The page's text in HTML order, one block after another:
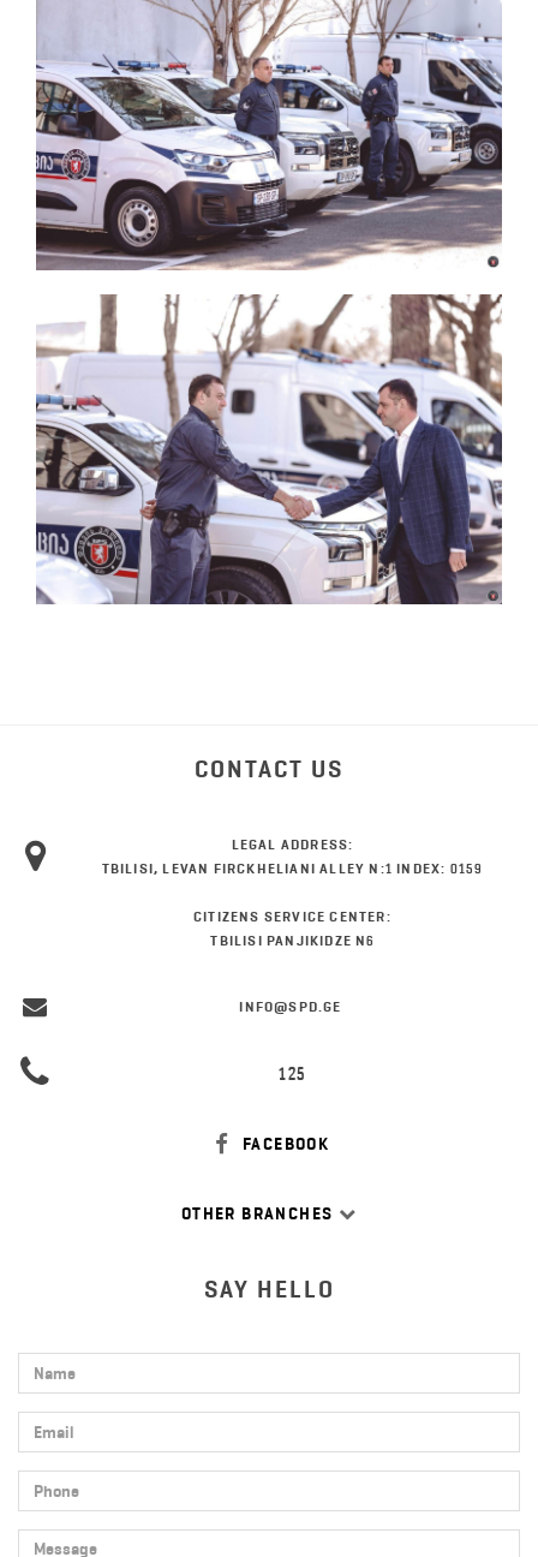
CONTACT US
LEGAL ADDRESS:
TBILISI, LEVAN FIRCKHELIANI ALLEY N:1 INDEX: 0159
CITIZENS SERVICE CENTER:
TBILISI PANJIKIDZE N6
INFO@SPD.GE
125
FACEBOOK
OTHER BRANCHES
SAY HELLO